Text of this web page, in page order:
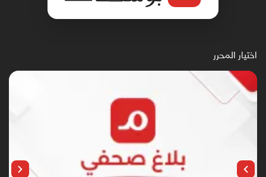
اختيار المحرر